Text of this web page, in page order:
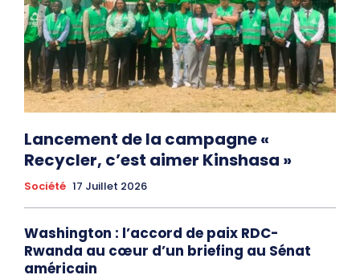
Lancement de la campagne «
Recycler, c’est aimer Kinshasa »
Société 17 Juillet 2026
Washington : l’accord de paix RDC-
Rwanda au cœur d’un briefing au Sénat
américain